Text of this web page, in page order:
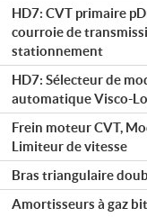
HD7: CVT primaire
courroie de
stationnement
HD7: Sélecteur de
automatique Visco-
Frein moteur CVT,
Limiteur de vitesse
Bras triangulaire
Amortisseurs à gaz